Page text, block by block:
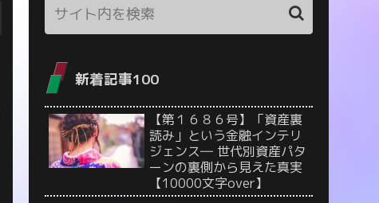
新着記事100
【第１６８６号】「資産裏
読み」という金融インテリ
ジェンス― 世代別資産パタ
ーンの裏側から見えた真実
【10000文字over】